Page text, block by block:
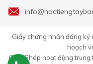
Giấy chứng nhận đăng ký
hoạch
Giấy Phép hoạt động